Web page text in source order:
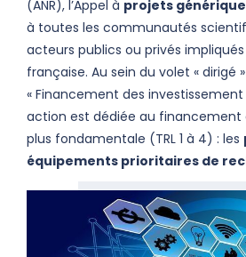
(ANR), l’Appel à projets générique
à toutes les communautés
acteurs publics ou privés
française. Au sein du volet « dirigé
« Financement des
action est dédiée au financement
plus fondamentale (TRL 1 à 4) : les
équipements prioritaires de